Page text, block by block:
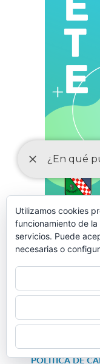
LA
POLÍTICA DE
Utilizamos cookies
funcionamiento de
servicios. Puede
necesarias o